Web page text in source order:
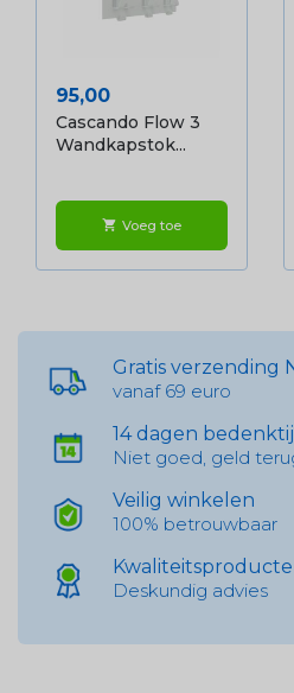
Prijs
95,00
Cascando Flow 3
Wandkapstok...
shopping_cart Voeg toe
Gratis verzending
vanaf 69 euro
14 dagen
Niet goed, geld
Veilig winkelen
100% betrouwbaar
Deskundig advies